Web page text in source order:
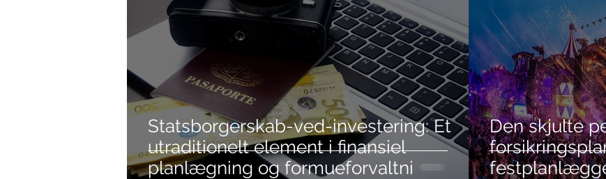
Statsborgerskab-ved-investering: Et
utraditionelt element i finansiel
planlægning og formueforvaltni
Den skjulte